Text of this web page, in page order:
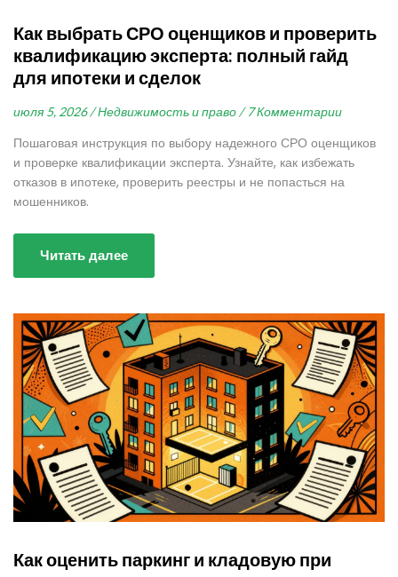
Как выбрать СРО оценщиков и проверить
квалификацию эксперта: полный гайд
для ипотеки и сделок
июля 5, 2026 / Недвижимость и право / 7 Комментарии
Пошаговая инструкция по выбору надежного СРО оценщиков
и проверке квалификации эксперта. Узнайте, как избежать
отказов в ипотеке, проверить реестры и не попасться на
мошенников.
Читать далее
Как оценить паркинг и кладовую при